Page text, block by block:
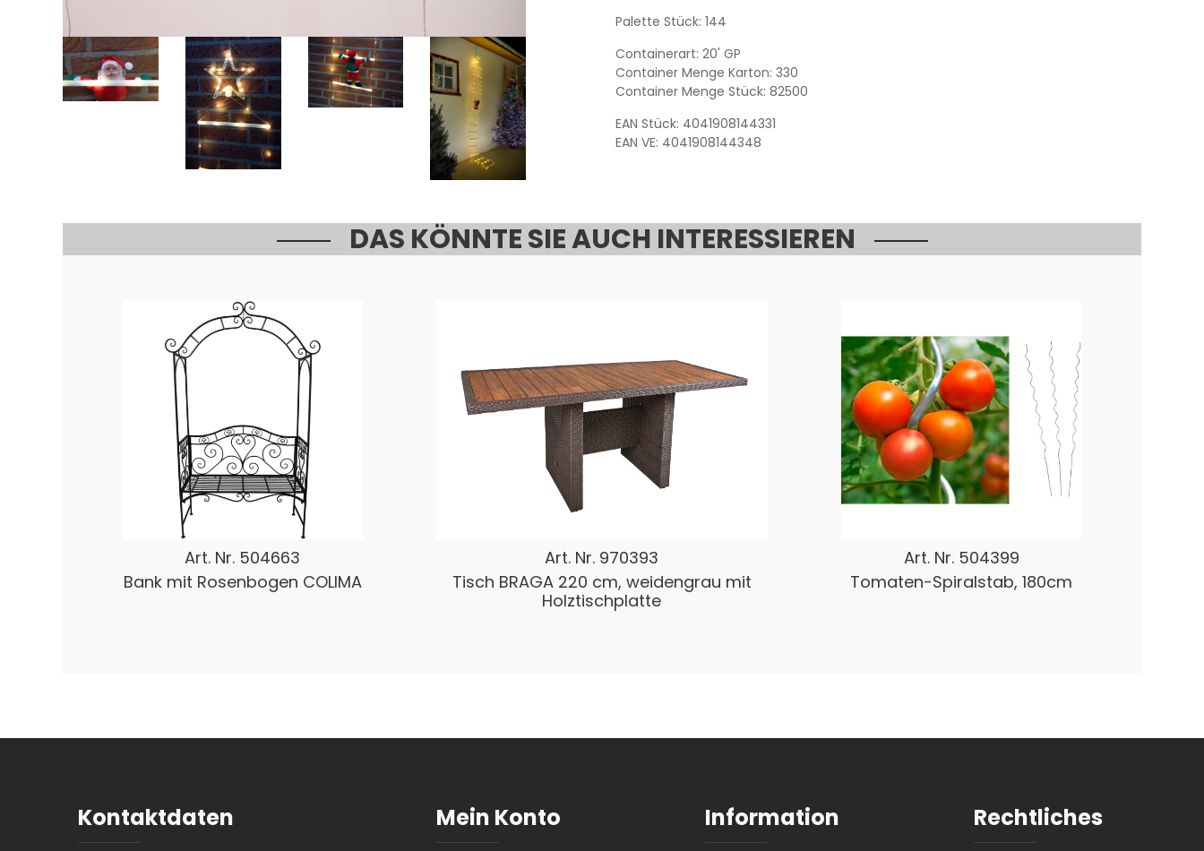
Palette Stück: 144
Containerart: 20' GP
Container Menge Karton: 330
Container Menge Stück: 82500
EAN Stück: 4041908144331
EAN VE: 4041908144348
DAS KÖNNTE SIE AUCH INTERESSIEREN
Art. Nr. 504663
Bank mit Rosenbogen COLIMA
Art. Nr. 970393
Tisch BRAGA 220 cm, weidengrau mit
Holztischplatte
Art. Nr. 504399
Tomaten-Spiralstab, 180cm
Kontaktdaten Mein Konto Information Rechtliches